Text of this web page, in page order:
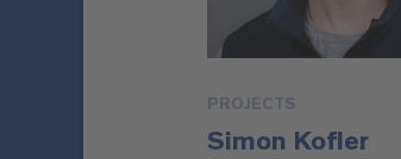
PROJECTS
Simon Kofler